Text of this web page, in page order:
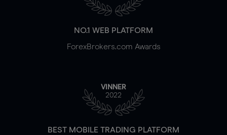
NO.1 WEB PLATFORM
ForexBrokers.com Awards
VINNER
2022
BEST MOBILE TRADING PLATFORM